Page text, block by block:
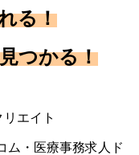
る！
つかる！
エイト
ム・医療事務求人ド